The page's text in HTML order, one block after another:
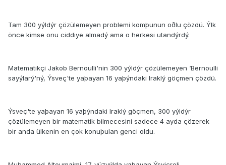
Tam 300 yýldýr çözülemeyen problemi komþunun oðlu çözdü. Ýlk
önce kimse onu ciddiye almadý ama o herkesi utandýrdý.
Matematikçi Jakob Bernoulli'nin 300 yýldýr çözülemeyen ‘Bernoulli
sayýlarý'ný, Ýsveç'te yaþayan 16 yaþýndaki Iraklý göçmen çözdü.
Ýsveç'te yaþayan 16 yaþýndaki Iraklý göçmen, 300 yýldýr
çözülemeyen bir matematik bilmecesini sadece 4 ayda çözerek
bir anda ülkenin en çok konuþulan genci oldu.